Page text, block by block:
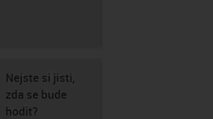
Nejste si jisti,
zda se bude
hodit?